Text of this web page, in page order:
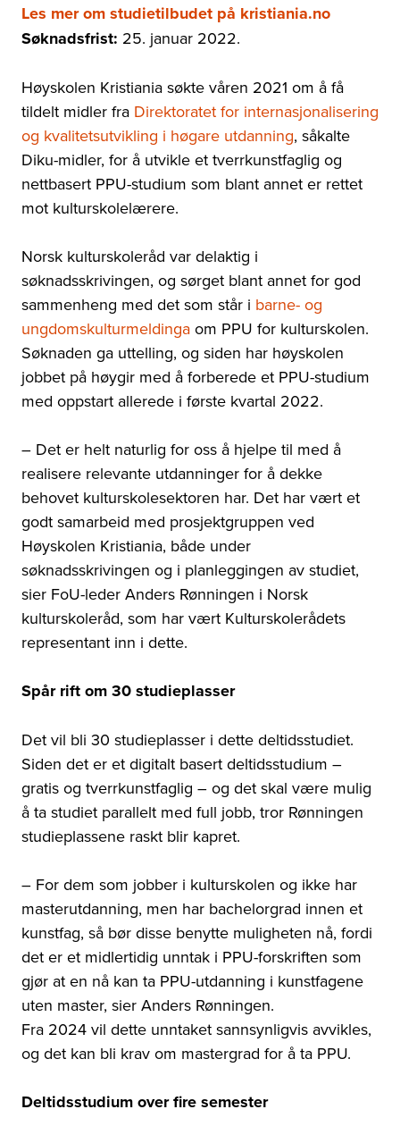
Les mer om studietilbudet på kristiania.no
Søknadsfrist: 25. januar 2022.
Høyskolen Kristiania søkte våren 2021 om å få
tildelt midler fra Direktoratet for internasjonalisering
og kvalitetsutvikling i høgare utdanning, såkalte
Diku-midler, for å utvikle et tverrkunstfaglig og
nettbasert PPU-studium som blant annet er rettet
mot kulturskolelærere.
Norsk kulturskoleråd var delaktig i
søknadsskrivingen, og sørget blant annet for god
sammenheng med det som står i barne- og
ungdomskulturmeldinga om PPU for kulturskolen.
Søknaden ga uttelling, og siden har høyskolen
jobbet på høygir med å forberede et PPU-studium
med oppstart allerede i første kvartal 2022.
– Det er helt naturlig for oss å hjelpe til med å
realisere relevante utdanninger for å dekke
behovet kulturskolesektoren har. Det har vært et
godt samarbeid med prosjektgruppen ved
Høyskolen Kristiania, både under
søknadsskrivingen og i planleggingen av studiet,
sier FoU-leder Anders Rønningen i Norsk
kulturskoleråd, som har vært Kulturskolerådets
representant inn i dette.
Spår rift om 30 studieplasser
Det vil bli 30 studieplasser i dette deltidsstudiet.
Siden det er et digitalt basert deltidsstudium –
gratis og tverrkunstfaglig – og det skal være mulig
å ta studiet parallelt med full jobb, tror Rønningen
studieplassene raskt blir kapret.
– For dem som jobber i kulturskolen og ikke har
masterutdanning, men har bachelorgrad innen et
kunstfag, så bør disse benytte muligheten nå, fordi
det er et midlertidig unntak i PPU-forskriften som
gjør at en nå kan ta PPU-utdanning i kunstfagene
uten master, sier Anders Rønningen.
Fra 2024 vil dette unntaket sannsynligvis avvikles,
og det kan bli krav om mastergrad for å ta PPU.
Deltidsstudium over fire semester